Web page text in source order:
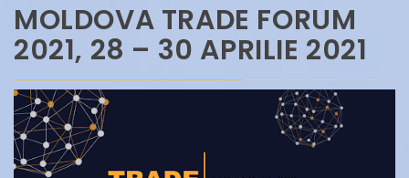
MOLDOVA TRADE FORUM
2021, 28 – 30 APRILIE 2021